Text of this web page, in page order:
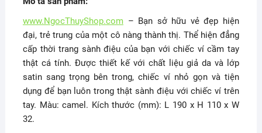
www.NgocThuyShop.com– Bạn sở hữu vẻ đẹp hiện
đại, trẻ trung của một cô nàng thành thị. Thể hiện đẳng
cấp thời trang sành điệu của bạn với chiếc ví cầm tay
thật cá tính. Được thiết kế với chất liệu giả da và lớp
satin sang trọng bên trong, chiếc ví nhỏ gọn và tiện
dụng để bạn luôn trong thật sành điệu với chiếc ví trên
tay. Màu: camel. Kích thước (mm): L 190 x H 110 x W
32.